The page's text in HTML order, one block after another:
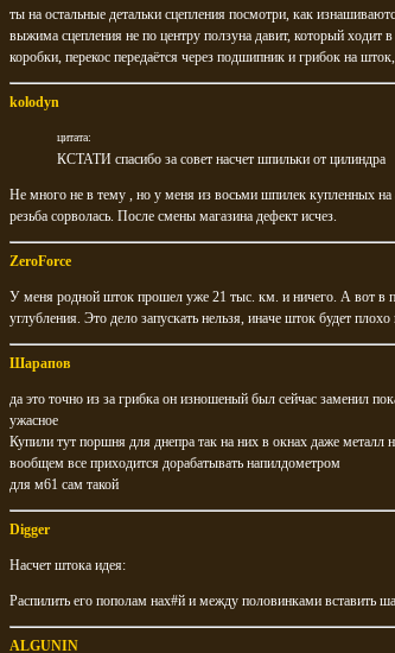
ты на остальные детальки сцепления посмотри, как
выжима сцепления не по центру ползуна давит, который ходит
коробки, перекос передаётся через подшипник и грибок на
kolodyn
цитата:
КСТАТИ спасибо за совет насчет шпильки от цилиндра
Не много не в тему , но у меня из восьми шпилек купленных на
резьба сорволась. После смены магазина дефект исчез.
ZeroForce
У меня родной шток прошел уже 21 тыс. км. и ничего. А вот в
углубления. Это дело запускать нельзя, иначе шток будет
Шарапов
да это точно из за грибка он изношеный был сейчас заменил
ужасное
Купили тут поршня для днепра так на них в окнах даже металл
вообщем все приходится дорабатывать напилдометром
для м61 сам такой
Digger
Насчет штока идея:
Распилить его пополам нах#й и между половинками вставить
ALGUNIN